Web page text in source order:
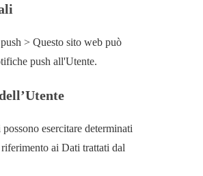
> Questo sito web può
push all'Utente.
esercitare determinati
ai Dati trattati dal